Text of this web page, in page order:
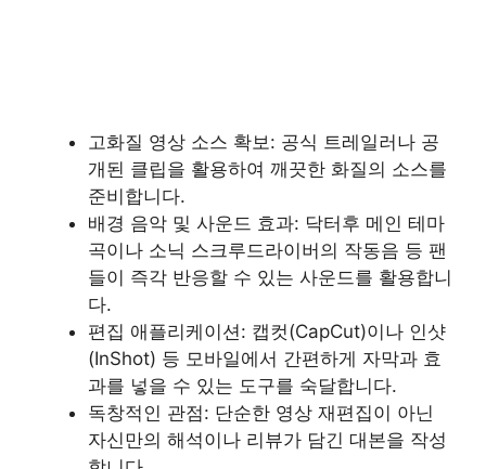
고화질 영상 소스 확보: 공식 트레일러나 공
개된 클립을 활용하여 깨끗한 화질의 소스를
준비합니다.
배경 음악 및 사운드 효과: 닥터후 메인 테마
곡이나 소닉 스크루드라이버의 작동음 등 팬
들이 즉각 반응할 수 있는 사운드를 활용합니
다.
편집 애플리케이션: 캡컷(CapCut)이나 인샷
(InShot) 등 모바일에서 간편하게 자막과 효
과를 넣을 수 있는 도구를 숙달합니다.
독창적인 관점: 단순한 영상 재편집이 아닌
자신만의 해석이나 리뷰가 담긴 대본을 작성